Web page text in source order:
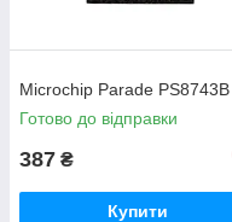
Microchip Parade PS8743B
Готово до відправки
387 ₴
Купити